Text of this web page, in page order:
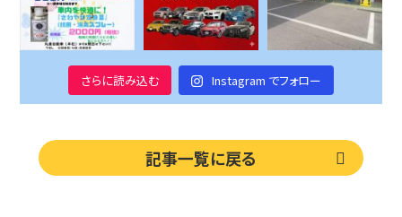
さらに読み込む Instagram でフォロー
記事一覧に戻る